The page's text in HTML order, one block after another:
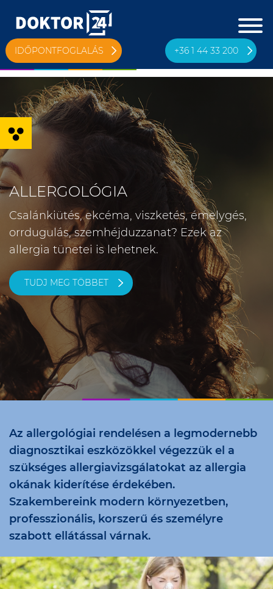
Eszköztár megnyitása
IDŐPONTFOGLALÁS +36 1 44 33 200
ALLERGOLÓGIA
Csalánkiütés, ekcéma, viszketés, émelygés,
orrdugulás, szemhéjduzzanat? Ezek az
allergia tünetei is lehetnek.
TUDJ MEG TÖBBET
Az allergológiai rendelésen a legmodernebb
diagnosztikai eszközökkel végezzük el a
szükséges allergiavizsgálatokat az allergia
okának kiderítése érdekében.
Szakembereink modern környezetben,
professzionális, korszerű és személyre
szabott ellátással várnak.